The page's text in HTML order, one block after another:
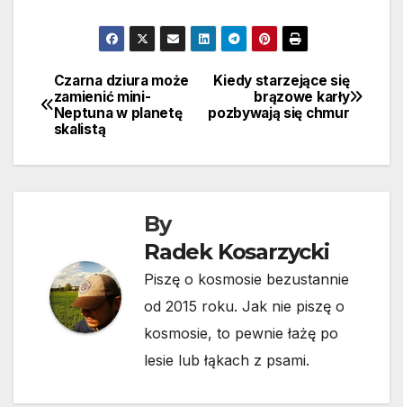
Nawigacja
wpisu
Kiedy starzejące się
brązowe karły
pozbywają się chmur
Czarna dziura może
zamienić mini-
Neptuna w planetę
skalistą
By
Radek Kosarzycki
Piszę o kosmosie bezustannie
od 2015 roku. Jak nie piszę o
kosmosie, to pewnie łażę po
lesie lub łąkach z psami.